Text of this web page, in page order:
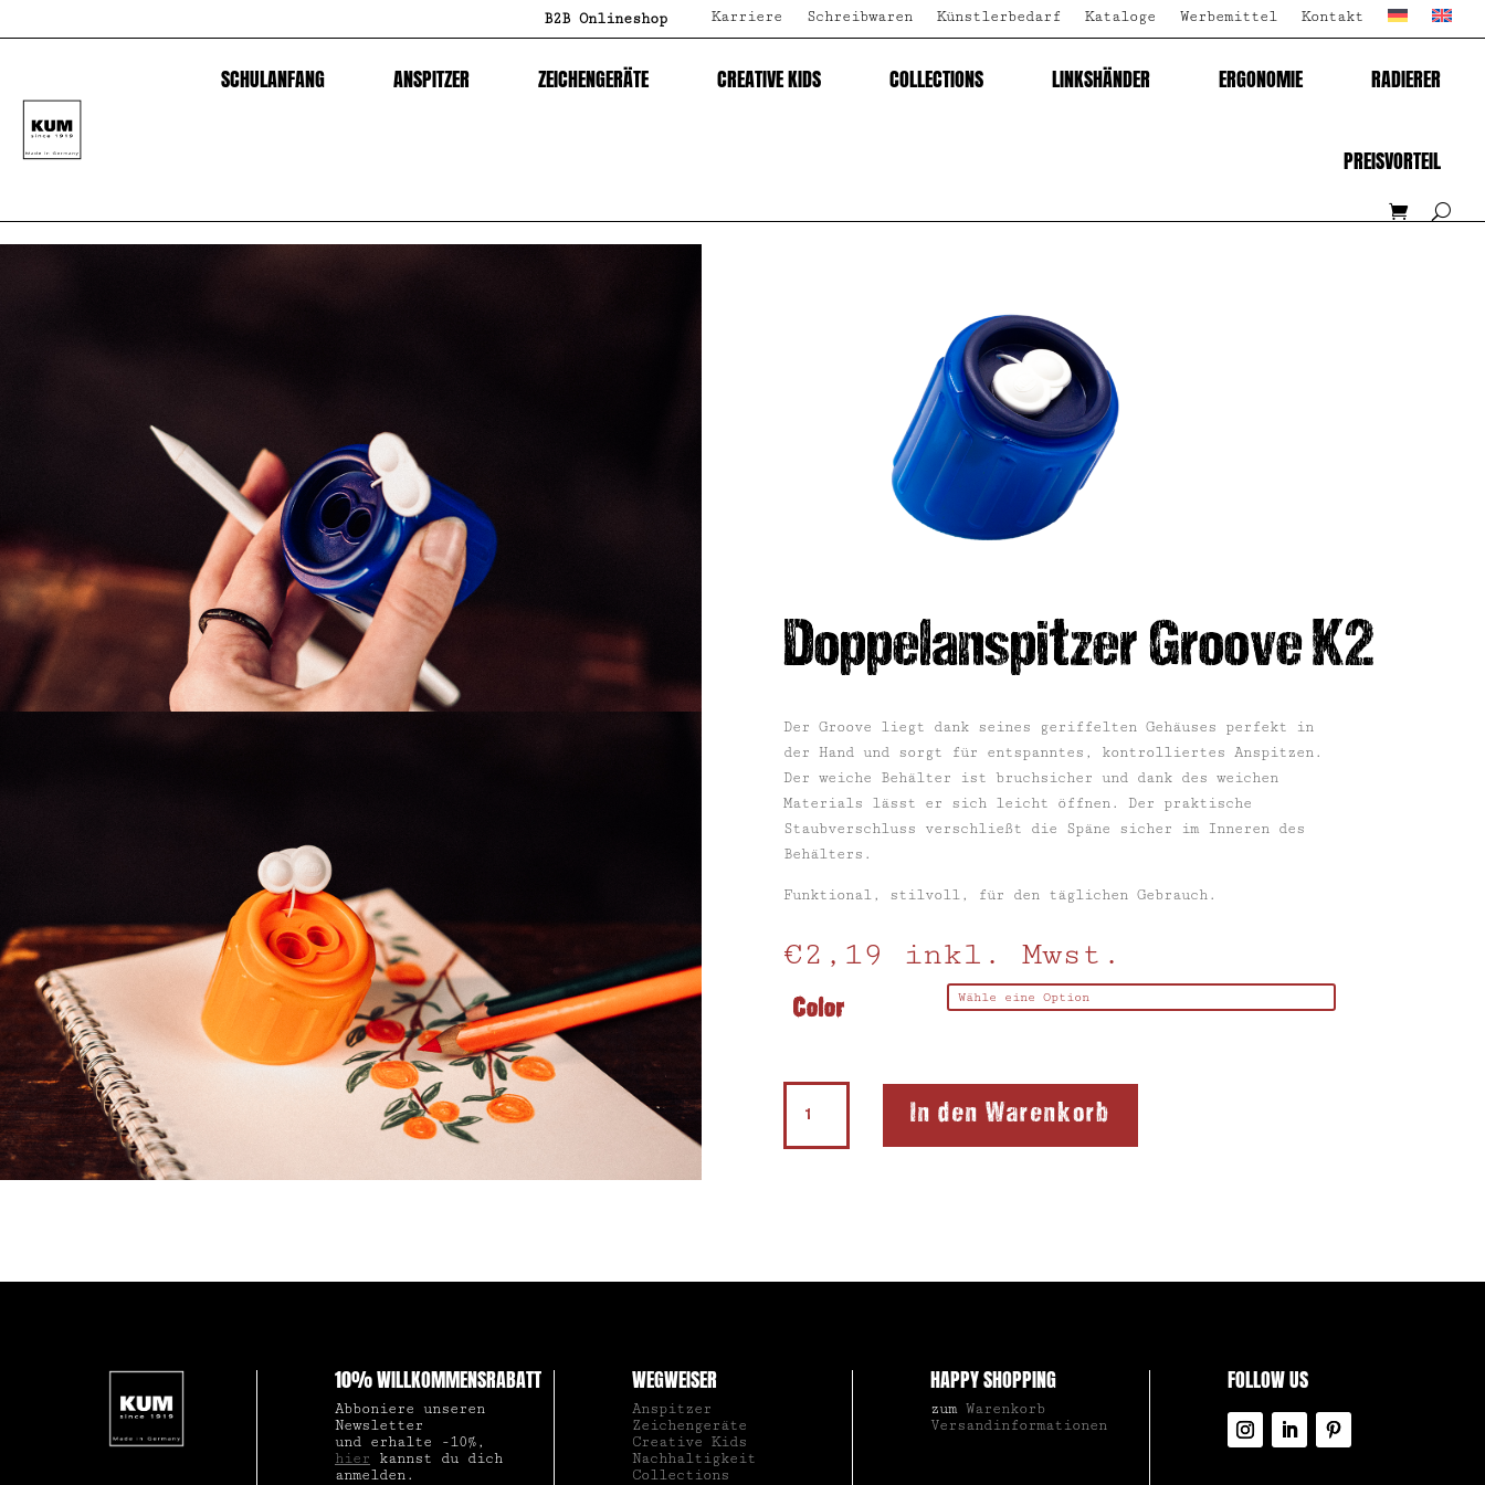
B2B Onlineshop Karriere Schreibwaren Künstlerbedarf Kataloge Werbemittel Kontakt
SCHULANFANG ANSPITZER ZEICHENGERÄTE CREATIVE KIDS COLLECTIONS LINKSHÄNDER ERGONOMIE RADIERER
PREISVORTEIL
Doppelanspitzer Groove K2
Der Groove liegt dank seines geriffelten Gehäuses perfekt in
der Hand und sorgt für entspanntes, kontrolliertes Anspitzen.
Der weiche Behälter ist bruchsicher und dank des weichen
Materials lässt er sich leicht öffnen. Der praktische
Staubverschluss verschließt die Späne sicher im Inneren des
Behälters.
Funktional, stilvoll, für den täglichen Gebrauch.
€2,19 inkl. Mwst.
Color
Doppelanspitzer
Groove
K2
In den Warenkorb
10% WILLKOMMENSRABATT
Abboniere unseren
Newsletter
und erhalte -10%,
hier kannst du dich
anmelden.
WEGWEISER
Anspitzer
Zeichengeräte
Creative Kids
Nachhaltigkeit
Collections
HAPPY SHOPPING
zum Warenkorb
Versandinformationen
FOLLOW US